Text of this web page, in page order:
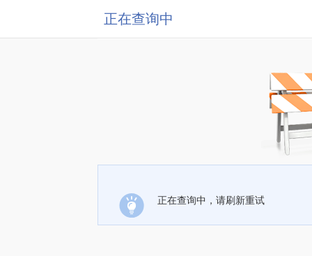
正在查询中
正在查询中，请刷新重试